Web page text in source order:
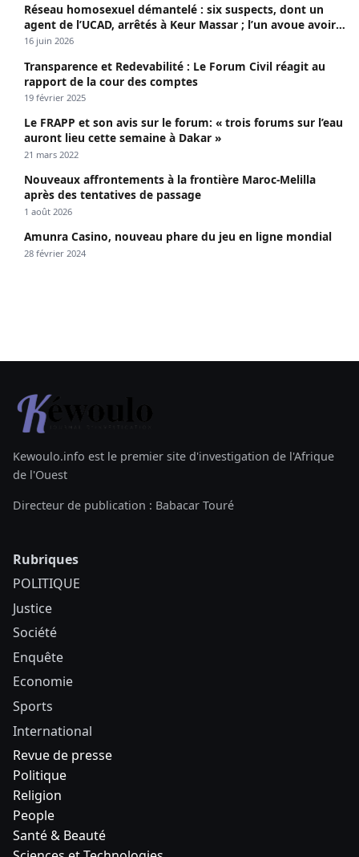
Réseau homosexuel démantelé : six suspects, dont un
agent de l’UCAD, arrêtés à Keur Massar ; l’un avoue avoir
propagé le VIH depuis 2018
16 juin 2026
Transparence et Redevabilité : Le Forum Civil réagit au
rapport de la cour des comptes
19 février 2025
Le FRAPP et son avis sur le forum: « trois forums sur l’eau
auront lieu cette semaine à Dakar »
21 mars 2022
Nouveaux affrontements à la frontière Maroc-Melilla
après des tentatives de passage
1 août 2026
Amunra Casino, nouveau phare du jeu en ligne mondial
28 février 2024
Kewoulo.info est le premier site d'investigation de l'Afrique
de l'Ouest
Directeur de publication : Babacar Touré
Rubriques
POLITIQUE
Justice
Société
Enquête
Economie
Sports
International
Revue de presse
Politique
Religion
People
Santé & Beauté